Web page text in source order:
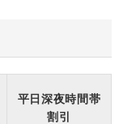
平日深夜時間帯
割引